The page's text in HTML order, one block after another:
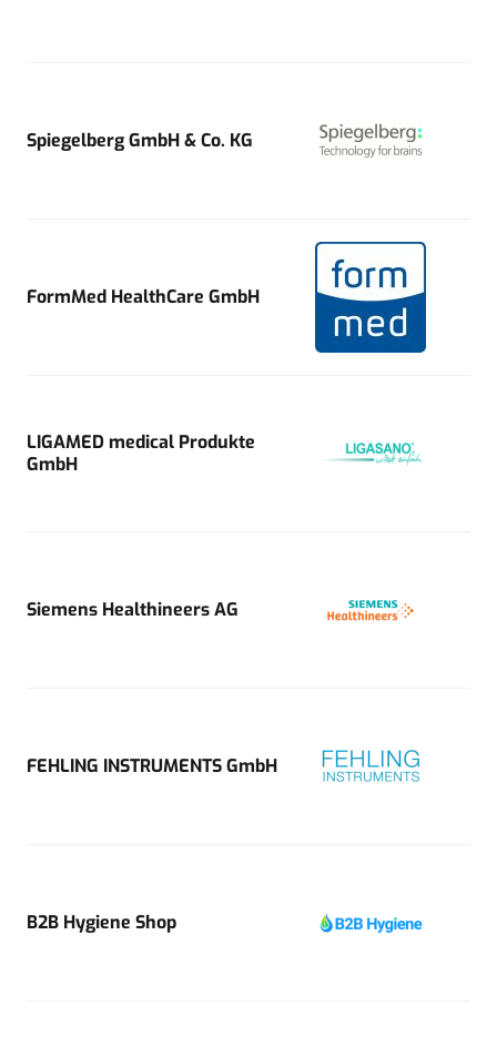
Spiegelberg GmbH & Co. KG
FormMed HealthCare GmbH
LIGAMED medical Produkte
GmbH
Siemens Healthineers AG
FEHLING INSTRUMENTS GmbH
B2B Hygiene Shop